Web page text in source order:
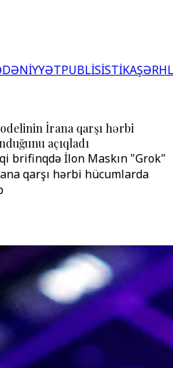
PUBLİSİSTİKA
İrana qarşı hərbi
açıqladı
brifinqdə İlon Maskın "Grok"
qarşı hərbi hücumlarda